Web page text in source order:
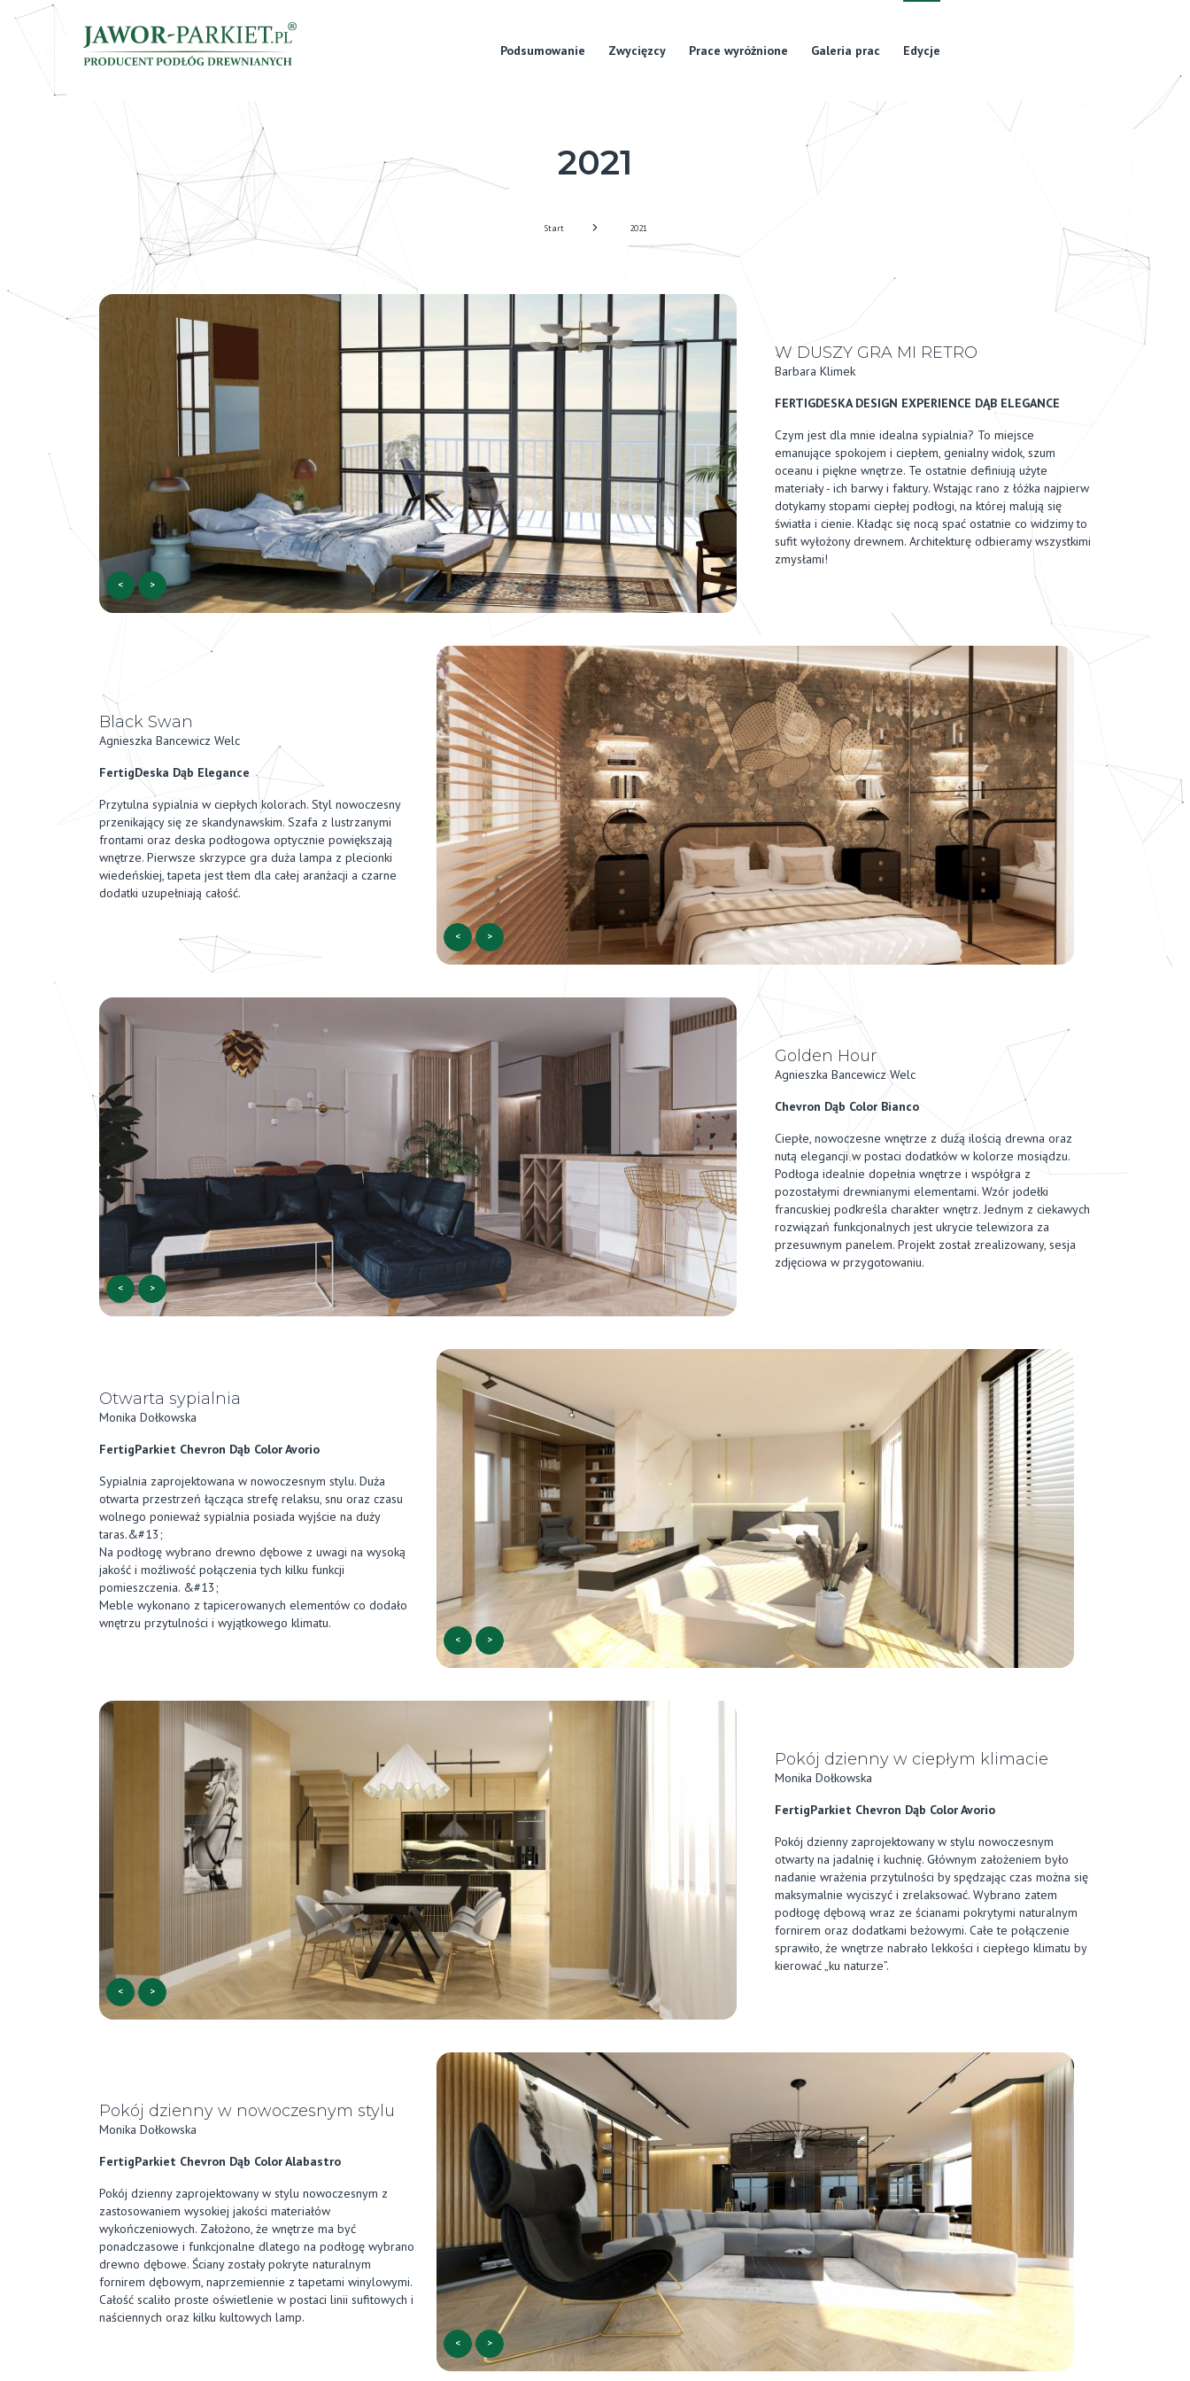
Podsumowanie Zwycięzcy Prace wyróżnione Galeria prac Edycje
2021
Start 2021
< >
W DUSZY GRA MI RETRO
Barbara Klimek
FERTIGDESKA DESIGN EXPERIENCE DĄB ELEGANCE
Czym jest dla mnie idealna sypialnia? To miejsce
emanujące spokojem i ciepłem, genialny widok, szum
oceanu i piękne wnętrze. Te ostatnie definiują użyte
materiały - ich barwy i faktury. Wstając rano z łóżka najpierw
dotykamy stopami ciepłej podłogi, na której malują się
światła i cienie. Kładąc się nocą spać ostatnie co widzimy to
sufit wyłożony drewnem. Architekturę odbieramy wszystkimi
zmysłami!
Black Swan
Agnieszka Bancewicz Welc
FertigDeska Dąb Elegance
Przytulna sypialnia w ciepłych kolorach. Styl nowoczesny
przenikający się ze skandynawskim. Szafa z lustrzanymi
frontami oraz deska podłogowa optycznie powiększają
wnętrze. Pierwsze skrzypce gra duża lampa z plecionki
wiedeńskiej, tapeta jest tłem dla całej aranżacji a czarne
dodatki uzupełniają całość.
< >
< >
Golden Hour
Agnieszka Bancewicz Welc
Chevron Dąb Color Bianco
Ciepłe, nowoczesne wnętrze z dużą ilością drewna oraz
nutą elegancji w postaci dodatków w kolorze mosiądzu.
Podłoga idealnie dopełnia wnętrze i współgra z
pozostałymi drewnianymi elementami. Wzór jodełki
francuskiej podkreśla charakter wnętrz. Jednym z ciekawych
rozwiązań funkcjonalnych jest ukrycie telewizora za
przesuwnym panelem. Projekt został zrealizowany, sesja
zdjęciowa w przygotowaniu.
Otwarta sypialnia
Monika Dołkowska
FertigParkiet Chevron Dąb Color Avorio
Sypialnia zaprojektowana w nowoczesnym stylu. Duża
otwarta przestrzeń łącząca strefę relaksu, snu oraz czasu
wolnego ponieważ sypialnia posiada wyjście na duży
taras.&#13;
Na podłogę wybrano drewno dębowe z uwagi na wysoką
jakość i możliwość połączenia tych kilku funkcji
pomieszczenia. &#13;
Meble wykonano z tapicerowanych elementów co dodało
wnętrzu przytulności i wyjątkowego klimatu.
< >
< >
Pokój dzienny w ciepłym klimacie
Monika Dołkowska
FertigParkiet Chevron Dąb Color Avorio
Pokój dzienny zaprojektowany w stylu nowoczesnym
otwarty na jadalnię i kuchnię. Głównym założeniem było
nadanie wrażenia przytulności by spędzając czas można się
maksymalnie wyciszyć i zrelaksować. Wybrano zatem
podłogę dębową wraz ze ścianami pokrytymi naturalnym
fornirem oraz dodatkami beżowymi. Całe te połączenie
sprawiło, że wnętrze nabrało lekkości i ciepłego klimatu by
kierować „ku naturze”.
Pokój dzienny w nowoczesnym stylu
Monika Dołkowska
FertigParkiet Chevron Dąb Color Alabastro
Pokój dzienny zaprojektowany w stylu nowoczesnym z
zastosowaniem wysokiej jakości materiałów
wykończeniowych. Założono, że wnętrze ma być
ponadczasowe i funkcjonalne dlatego na podłogę wybrano
drewno dębowe. Ściany zostały pokryte naturalnym
fornirem dębowym, naprzemiennie z tapetami winylowymi.
Całość scaliło proste oświetlenie w postaci linii sufitowych i
naściennych oraz kilku kultowych lamp.
< >